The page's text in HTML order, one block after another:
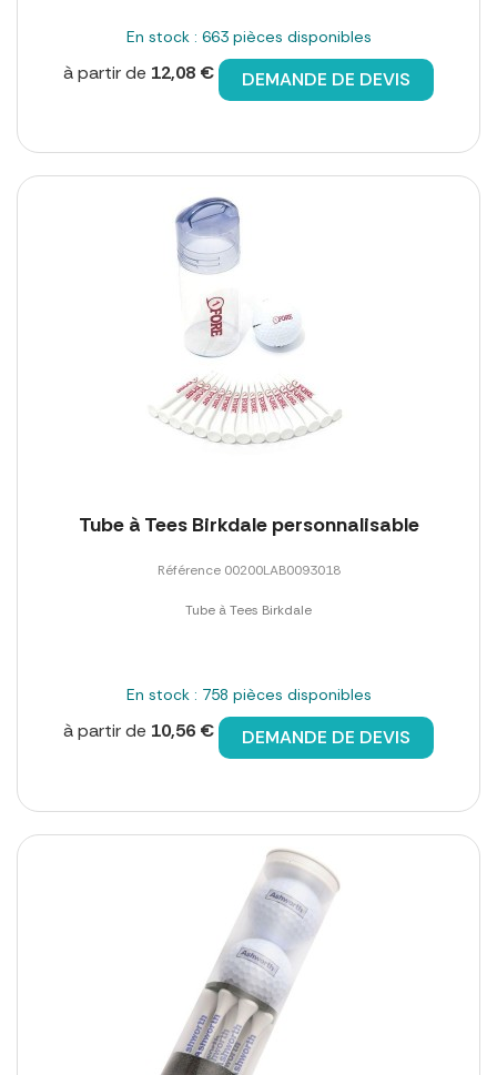
En stock : 663 pièces disponibles
à partir de 12,08 € DEMANDE DE DEVIS
Tube à Tees Birkdale personnalisable
Référence 00200LAB0093018
Tube à Tees Birkdale
En stock : 758 pièces disponibles
à partir de 10,56 € DEMANDE DE DEVIS